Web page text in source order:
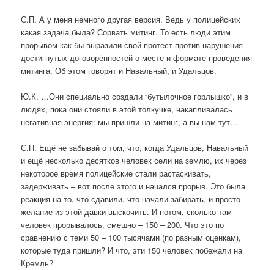
С.П. А у меня немного другая версия. Ведь у полицейских
какая задача была? Сорвать митинг. То есть люди этим
прорывом как бы выразили свой протест против нарушения
достигнутых договорённостей о месте и формате проведения
митинга. Об этом говорят и Навальный, и Удальцов.
Ю.К. …Они специально создали “бутылочное горлышко”, и в
людях, пока они стояли в этой толкучке, накапливалась
негативная энергия: мы пришли на митинг, а вы нам тут…
С.П. Ещё не забывай о том, что, когда Удальцов, Навальный
и ещё несколько десятков человек сели на землю, их через
некоторое время полицейские стали растаскивать,
задерживать – вот после этого и начался прорыв. Это была
реакция на то, что сдавили, что начали забирать, и просто
желание из этой давки выскочить. И потом, сколько там
человек прорывалось, смешно – 150 – 200. Что это по
сравнению с теми 50 – 100 тысячами (по разным оценкам),
которые туда пришли? И что, эти 150 человек побежали на
Кремль?